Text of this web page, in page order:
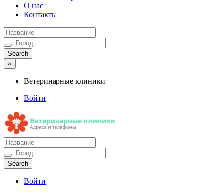
О нас
Контакты
×
Ветеринарные клиники
Войти
Ветеринарные клиники
Адреса и телефоны
Войти